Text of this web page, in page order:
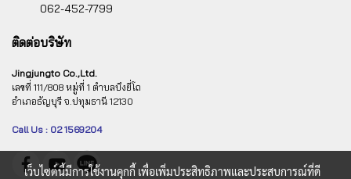
062-452-7799
ติดต่อบริษัท
Jingjungto Co.,Ltd.
เลขที่ 111/808 หมู่ที่ 1 ตำบลบึงยี่โถ
อำเภอธัญบุรี จ.ปทุมธานี 12130
Call Us : 02 1569204
เว็บไซต์นี้มีการใช้งานคุกกี้ เพื่อเพิ่มประสิทธิภาพและประสบการณ์ที่ดี